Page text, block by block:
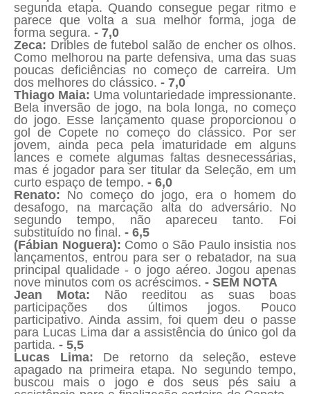
segunda etapa. Quando consegue pegar ritmo e
parece que volta a sua melhor forma, joga de
forma segura. - 7,0
Zeca: Dribles de futebol salão de encher os olhos.
Como melhorou na parte defensiva, uma das suas
poucas deficiências no começo de carreira. Um
dos melhores do clássico. - 7,0
Thiago Maia: Uma voluntariedade impressionante.
Bela inversão de jogo, na bola longa, no começo
do jogo. Esse lançamento quase proporcionou o
gol de Copete no começo do clássico. Por ser
jovem, ainda peca pela imaturidade em alguns
lances e comete algumas faltas desnecessárias,
mas é jogador para ser titular da Seleção, em um
curto espaço de tempo. - 6,0
Renato: No começo do jogo, era o homem do
desafogo, na marcação alta do adversário. No
segundo tempo, não apareceu tanto. Foi
substituído no final. - 6,5
(Fábian Noguera): Como o São Paulo insistia nos
lançamentos, entrou para ser o rebatador, na sua
principal qualidade - o jogo aéreo. Jogou apenas
nove minutos com os acréscimos. - SEM NOTA
Jean Mota: Não reeditou as suas boas
participações dos últimos jogos. Pouco
participativo. Ainda assim, foi quem deu o passe
para Lucas Lima dar a assistência do único gol da
partida. - 5,5
Lucas Lima: De retorno da seleção, esteve
apagado na primeira etapa. No segundo tempo,
buscou mais o jogo e dos seus pés saiu a